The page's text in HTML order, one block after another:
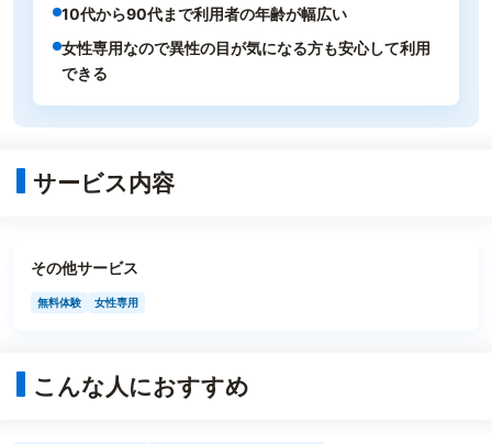
10代から90代まで利用者の年齢が幅広い
女性専用なので異性の目が気になる方も安心して利用
できる
サービス内容
その他サービス
無料体験 女性専用
こんな人におすすめ